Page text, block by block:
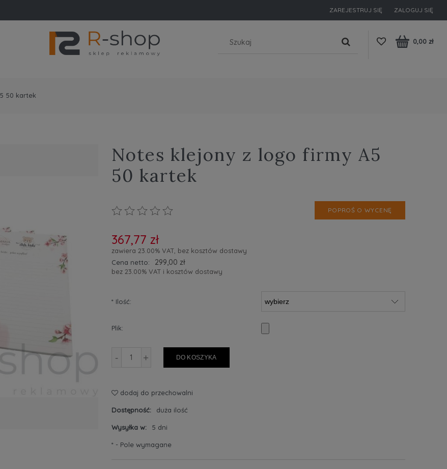
ZAREJESTRUJ SIĘ ZALOGUJ SIĘ
0,00 zł
50 kartek
Notes klejony z logo firmy A5
50 kartek
POPROŚ O WYCENĘ
367,77 zł
zawiera 23.00% VAT, bez kosztów dostawy
Cena netto:
299,00 zł
bez 23.00% VAT i kosztów dostawy
* Ilość:
Plik:
- + DO KOSZYKA
dodaj do przechowalni
Dostępność: duża ilość
Wysyłka w: 5 dni
* - Pole wymagane